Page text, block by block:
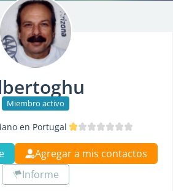
Miembro activo
en Portugal
Agregar a mis contactos
Informe